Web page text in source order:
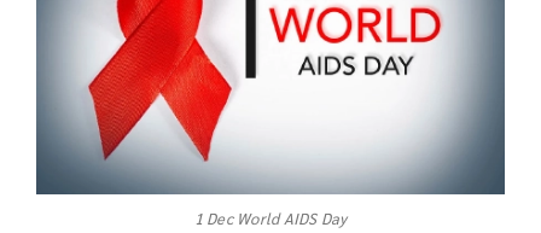
1 Dec World AIDS Day